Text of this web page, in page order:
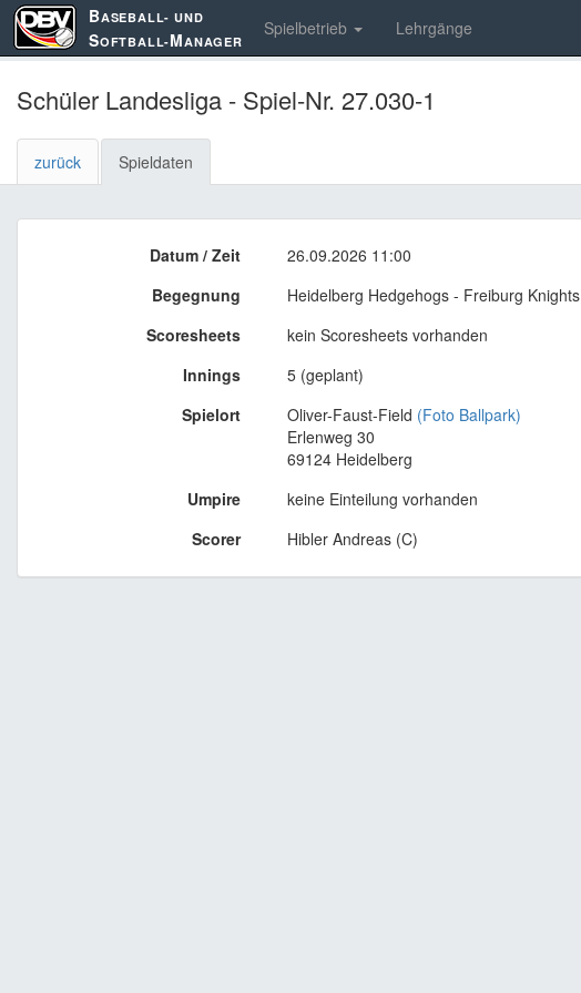
BASEBALL- UND
SOFTBALL-MANAGER
Spielbetrieb Lehrgänge
Schüler Landesliga - Spiel-Nr. 27.030-1
zurück Spieldaten
Datum / Zeit
26.09.2026 11:00
Begegnung
Heidelberg Hedgehogs - Freiburg Knights
Scoresheets
kein Scoresheets vorhanden
Innings
5 (geplant)
Spielort
Oliver-Faust-Field (Foto Ballpark)
Erlenweg 30
69124 Heidelberg
Umpire
keine Einteilung vorhanden
Scorer
Hibler Andreas (C)